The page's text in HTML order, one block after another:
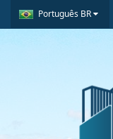
Português BR